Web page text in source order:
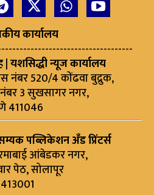
कार्यालय
यशसिद्धी न्यूज कार्यालय
नंबर 520/4 कोंढवा बुद्रुक,
3 सुखसागर नगर,
411046
पब्लिकेशन अँड प्रिंटर्स
रमाबाई आंबेडकर नगर,
पेठ, सोलापूर
413001